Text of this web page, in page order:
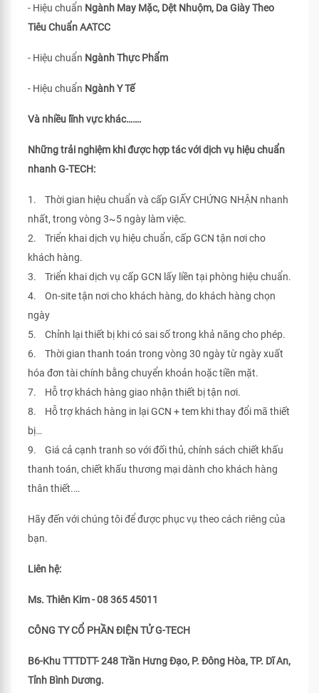
- Hiệu chuẩn Ngành May Mặc, Dệt Nhuộm, Da Giày Theo
Tiêu ChuẩnAATCC
- Hiệu chuẩn Ngành Thực Phẩm
- Hiệu chuẩn Ngành Y Tế
Và nhiều lĩnh vực khác…….
Những trải nghiệm khi được hợp tác với dịch vụ hiệu chuẩn
nhanh G-TECH:
1. Thời gian hiệu chuẩn và cấp GIẤY CHỨNG NHẬN nhanh
nhất, trong vòng 3~5 ngày làm việc.
2. Triển khai dịch vụ hiệu chuẩn, cấp GCN tận nơi cho
khách hàng.
3. Triển khai dịch vụ cấp GCN lấy liền tại phòng hiệu chuẩn.
4. On-site tận nơi cho khách hàng, do khách hàng chọn
ngày
5. Chỉnh lại thiết bị khi có sai số trong khả năng cho phép.
6. Thời gian thanh toán trong vòng 30 ngày từ ngày xuất
hóa đơn tài chính bằng chuyển khoản hoặc tiền mặt.
7. Hỗ trợ khách hàng giao nhận thiết bị tận nơi.
8. Hỗ trợ khách hàng in lại GCN + tem khi thay đổi mã thiết
bị…
9. Giá cả cạnh tranh so với đối thủ, chính sách chiết khấu
thanh toán, chiết khấu thương mại dành cho khách hàng
thân thiết.…
Hãy đến với chúng tôi để được phục vụ theo cách riêng của
bạn.
Liên hệ:
Ms. Thiên Kim - 08 365 45011
CÔNG TY CỔ PHẦN ĐIỆN TỬ G-TECH
B6-Khu TTTDTT- 248 Trần Hưng Đạo, P. Đông Hòa, TP. Dĩ An,
Tỉnh Bình Dương.